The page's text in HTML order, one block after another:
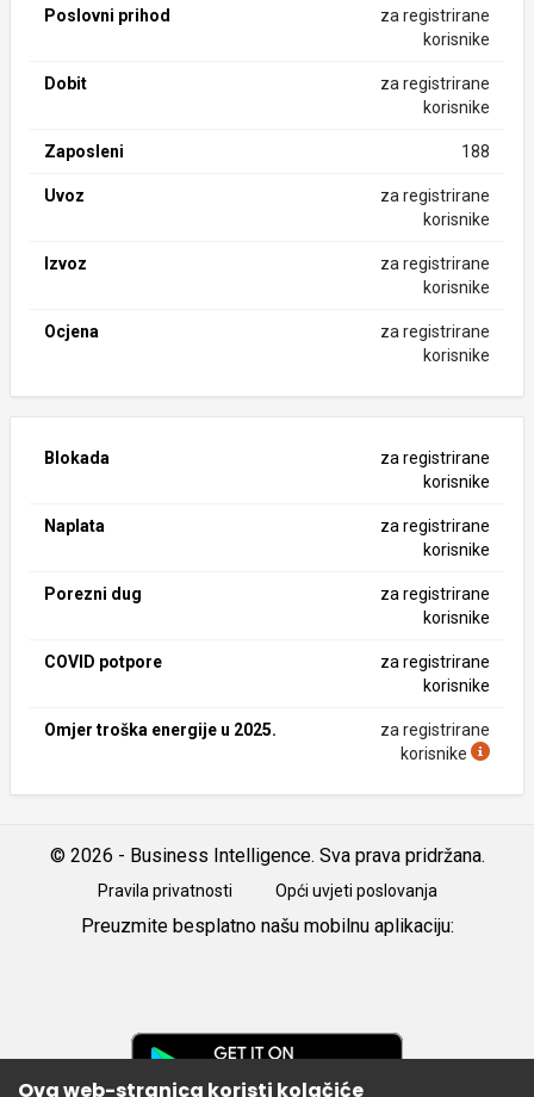
Poslovni prihod
za registrirane
korisnike
Dobit
za registrirane
korisnike
Zaposleni 188
Uvoz
za registrirane
korisnike
Izvoz
za registrirane
korisnike
Ocjena
za registrirane
korisnike
Blokada
za registrirane
korisnike
Naplata
za registrirane
korisnike
Porezni dug
za registrirane
korisnike
COVID potpore
za registrirane
korisnike
Omjer troška energije u 2025.
za registrirane
korisnike
© 2026 - Business Intelligence. Sva prava pridržana.
Pravila privatnosti Opći uvjeti poslovanja
Preuzmite besplatno našu mobilnu aplikaciju:
Ova web-stranica koristi kolačiće